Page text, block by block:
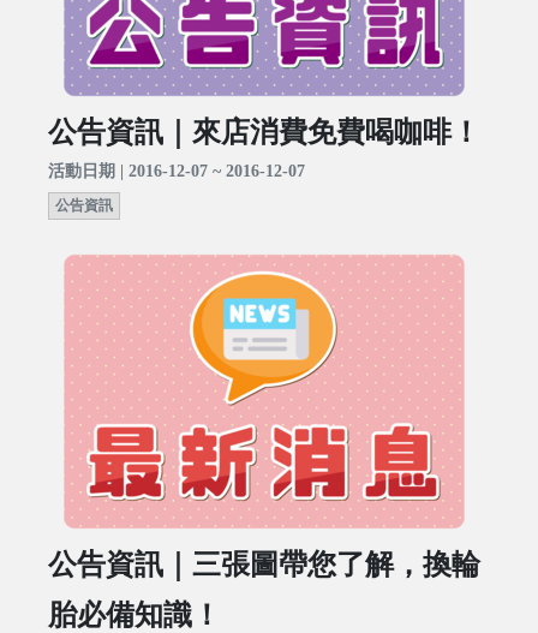
公告資訊｜來店消費免費喝咖啡！
活動日期 | 2016-12-07 ~ 2016-12-07
公告資訊
公告資訊｜三張圖帶您了解，換輪
胎必備知識！